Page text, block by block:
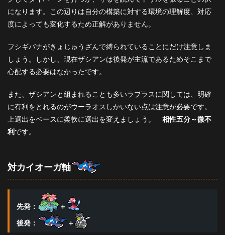
になります。この辺りは自分の構築に対する環境の理解度、対応
度によっても変化するため正解がありません。
フシギバナがきょじゅうざんで縛られていることにだけ注意しま
しょう。しかし、現在ザシアンは後発が主流であるためそこまで
心配する必要はなかったです。
また、ザシアンと組まれることも多いラプラスに関しては、明確
に有利をとれるのがウーラオスしかいない点は注意が必要です。
上選出をベースに柔軟に選出を変えましょう。 相性五分～微不
利です。
対カイオーガ軸
先発：
＋
後発：
＋